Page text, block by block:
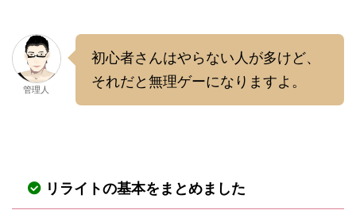
管理人
初心者さんはやらない人が多けど、
それだと無理ゲーになりますよ。
リライトの基本をまとめました